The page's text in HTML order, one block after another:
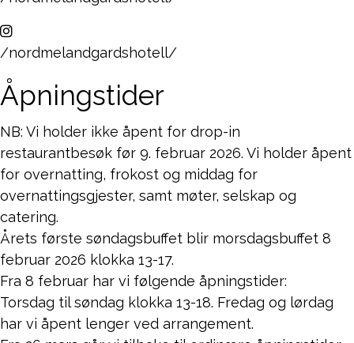
/nordmelandgardshotell/
Åpningstider
NB: Vi holder ikke åpent for drop-in
restaurantbesøk før 9. februar 2026. Vi holder åpent
for overnatting, frokost og middag for
overnattingsgjester, samt møter, selskap og
catering.
Årets første søndagsbuffet blir morsdagsbuffet 8
februar 2026 klokka 13-17.
Fra 8 februar har vi følgende åpningstider:
Torsdag til søndag klokka 13-18. Fredag og lørdag
har vi åpent lenger ved arrangement.